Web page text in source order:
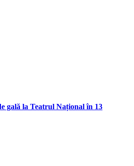
gală la Teatrul Național în 13